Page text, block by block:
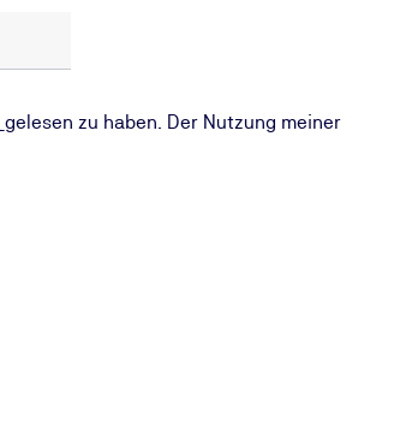
gelesen zu haben. Der Nutzung meiner